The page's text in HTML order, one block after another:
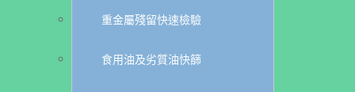
重金屬殘留快速檢驗
食用油及劣質油快篩